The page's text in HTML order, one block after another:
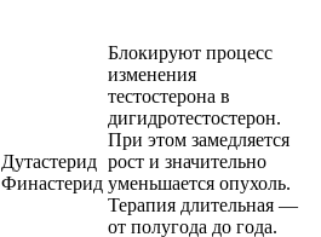
Дутастерид
Финастерид
Блокируют процесс
изменения
тестостерона в
дигидротестостерон.
При этом замедляется
рост и значительно
уменьшается опухоль.
Терапия длительная —
от полугода до года.